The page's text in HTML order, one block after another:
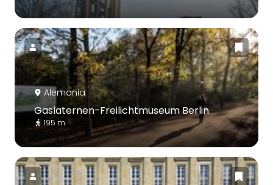
Alemania
Gaslaternen-Freilichtmuseum Berlin
195 m